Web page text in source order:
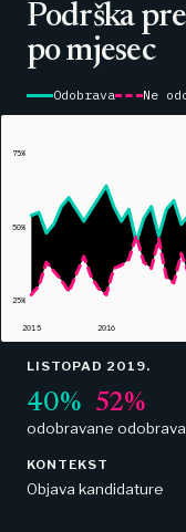
Podrška
po mjesec
Odobrava Ne
Pedeset i šest
25%
50%
75%
2015 2016
LISTOPAD 2019.
40%
odobrava
52%
ne odobrava
KONTEKST
Objava kandidature